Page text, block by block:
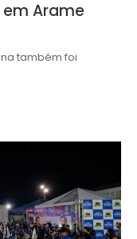
Arame
também foi